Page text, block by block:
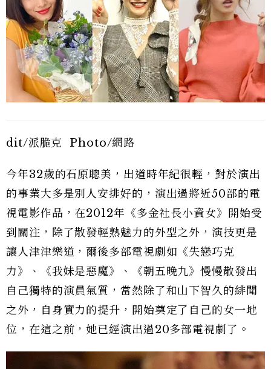
dit/派脆克 Photo/網路
今年32歲的石原聰美，出道時年紀很輕，對於演出
的事業大多是別人安排好的，演出過將近50部的電
視電影作品，在2012年《多金社長小資女》開始受
到關注，除了散發輕熟魅力的外型之外，演技更是
讓人津津樂道，爾後多部電視劇如《失戀巧克
力》、《我妹是惡魔》、《朝五晚九》慢慢散發出
自己獨特的演員氣質，當然除了和山下智久的緋聞
之外，自身實力的提升，開始奠定了自己的女一地
位，在這之前，她已經演出過20多部電視劇了。